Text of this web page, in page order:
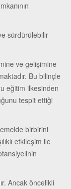
sürdürülebilir
ve gelişimine
Bu bilinçle
eğitim ilkesinden
tespit ettiği
birbirini
etkileşim ile
Ancak öncelikli